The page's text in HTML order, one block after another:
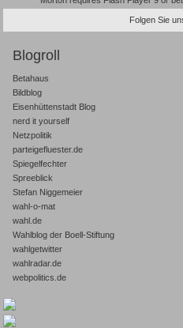
Folgen Sie
Blogroll
Betahaus
Bildblog
Eisenhüttenstadt Blog
nerd it yourself
Netzpolitik
parteigefluester.de
Spiegelfechter
Spreeblick
Stefan Niggemeier
wahl-o-mat
wahl.de
Wahlblog der Boell-Stiftung
wahlgetwitter
wahlradar.de
webpolitics.de